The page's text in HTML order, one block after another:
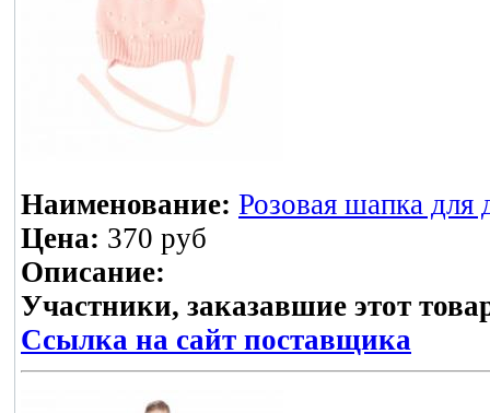
Наименование: Розовая шапка для
Цена: 370 руб
Описание:
Участники, заказавшие этот
Ссылка на сайт поставщика